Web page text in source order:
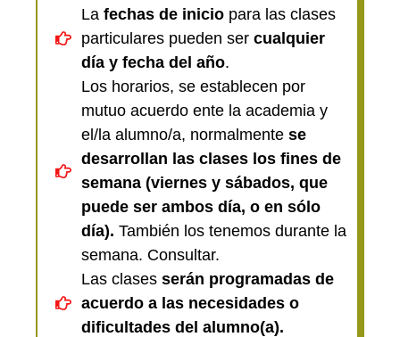
La fechas de iniciopara las clases
particulares pueden sercualquier
día y fecha del año.
Los horarios, se establecen por
mutuo acuerdo ente la academia y
el/la alumno/a, normalmente se
desarrollan las clases los fines de
semana (viernes y sábados, que
puede ser ambos día, o en sólo
día). También los tenemos durante la
semana. Consultar.
Las clases serán programadas de
acuerdo a las necesidades o
dificultades del alumno(a).